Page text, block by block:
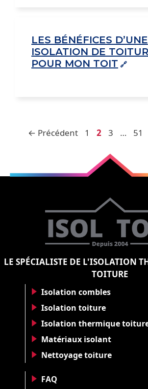
LES BÉNÉFICES D’UNE
ISOLATION DE
POUR MON TOIT
← Précédent Page
1 Page
2 Page
3 … 51
LE SPÉCIALISTE DE L'ISOLATION
TOITURE
Isolation combles
Isolation toiture
Isolation thermique
Matériaux isolant
Nettoyage toiture
FAQ